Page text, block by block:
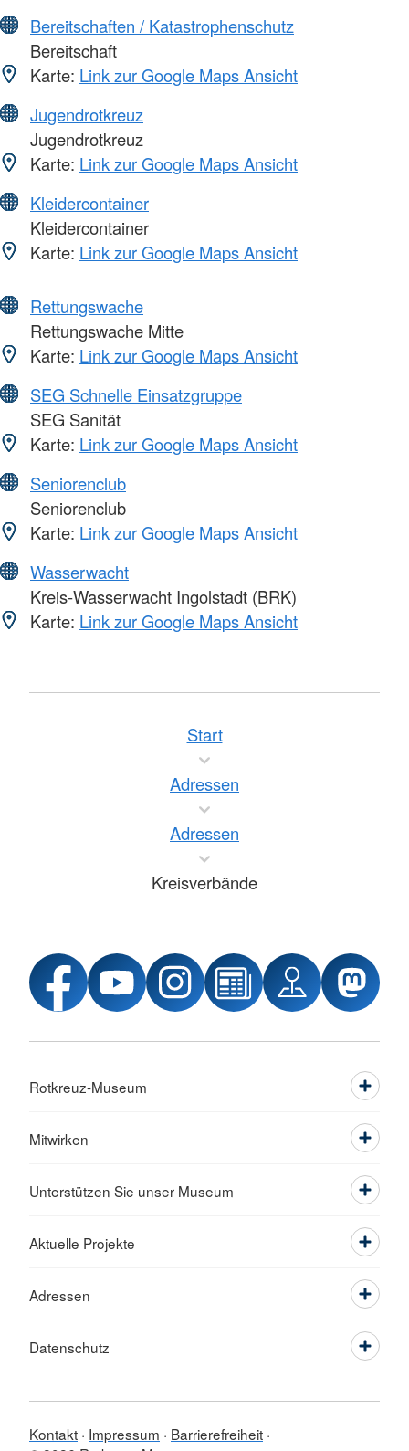
Bereitschaften / Katastrophenschutz
Bereitschaft
Karte: Link zur Google Maps Ansicht
Jugendrotkreuz
Jugendrotkreuz
Karte: Link zur Google Maps Ansicht
Kleidercontainer
Kleidercontainer
Karte: Link zur Google Maps Ansicht
Rettungswache
Rettungswache Mitte
Karte: Link zur Google Maps Ansicht
SEG Schnelle Einsatzgruppe
SEG Sanität
Karte: Link zur Google Maps Ansicht
Seniorenclub
Seniorenclub
Karte: Link zur Google Maps Ansicht
Wasserwacht
Kreis-Wasserwacht Ingolstadt (BRK)
Karte: Link zur Google Maps Ansicht
Start
Adressen
Adressen
Kreisverbände
Rotkreuz-Museum
Mitwirken
Unterstützen Sie unser Museum
Aktuelle Projekte
Adressen
Datenschutz
Kontakt Impressum
Barrierefreiheit